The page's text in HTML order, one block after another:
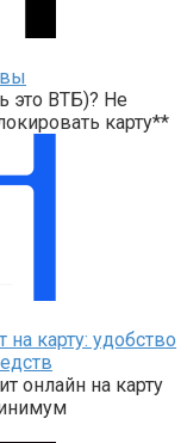
это ВТБ)? Не
карту**
карту: удобство
онлайн на карту